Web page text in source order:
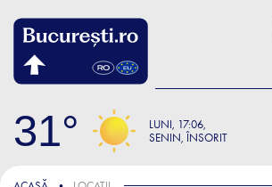
31 LUNI 17:06
SENIN, ÎNSORIT